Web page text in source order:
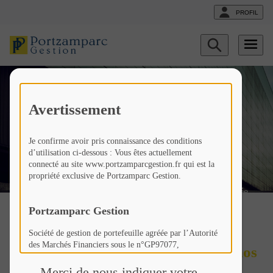
PROFIL
Afficher
le
formulaire
recherche
Avertissement
Je confirme avoir pris connaissance des conditions
d’utilisation ci-dessous : Vous êtes actuellement
connecté au site www.portzamparcgestion.fr qui est la
propriété exclusive de Portzamparc Gestion.
Portzamparc Gestion
Société de gestion de portefeuille agréée par l’Autorité
des Marchés Financiers sous le n°GP97077,
Société Anonyme à Conseil d’Administration au capital
de 307 846 €,
Gestion Déléguée Cardif :
«Nous préférons les actions
européennes toujours pour
valorisations»
actualités
Gestion Déléguée
Sylvain Landreau fait le point sur nos